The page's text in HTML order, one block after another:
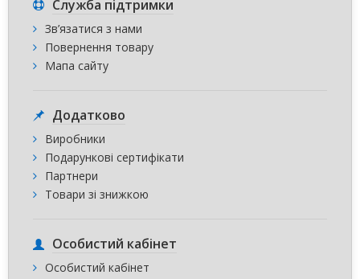
Служба підтримки
Зв’язатися з нами
Повернення товару
Мапа сайту
Додатково
Виробники
Подарункові сертифікати
Партнери
Товари зі знижкою
Особистий кабінет
Особистий кабінет